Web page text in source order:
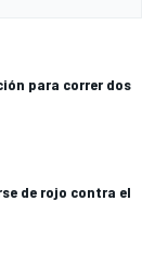
para correr dos
de rojo contra el